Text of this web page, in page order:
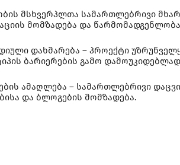
მსხვერპლთა სამართლებრივი
მომზადება და
დახმარება – პროექტი
ბარიერების გამო
ამაღლება – სამართლებრივი
და ბლოგების მომზადება.